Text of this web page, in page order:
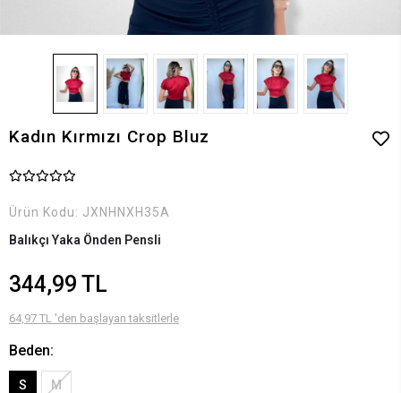
Kadın Kırmızı Crop Bluz
Ürün Kodu: JXNHNXH35A
Balıkçı Yaka Önden Pensli
344,99 TL
64,97 TL 'den başlayan taksitlerle
Beden:
S M